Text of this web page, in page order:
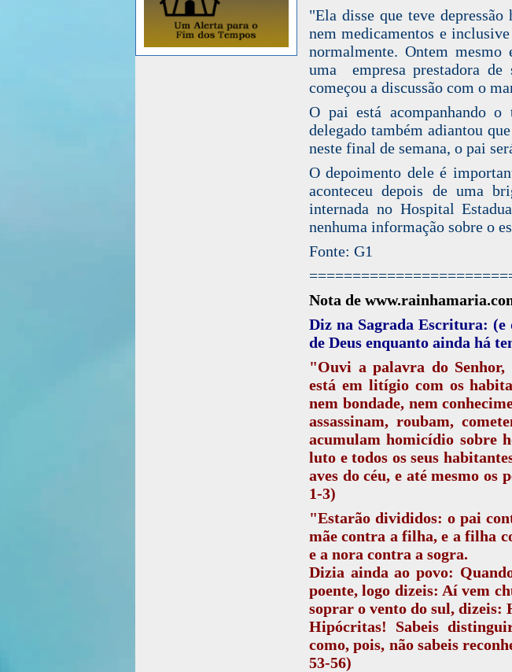
"Ela disse que teve
nem medicamentos e
normalmente. Ontem
uma empresa prestadora de
começou a discussão com o
O pai está acompanhando
delegado também adiantou
neste final de semana, o pai
O depoimento dele é
aconteceu depois de uma
internada no Hospital
nenhuma informação sobre o
Fonte: G1
Nota de
Diz na Sagrada Escritura: (e
de Deus enquanto ainda há
"Ouvi a palavra do
está em litígio com os
nem bondade, nem
assassinam, roubam,
acumulam homicídio sobre
luto e todos os seus
aves do céu, e até mesmo os
1-3)
"Estarão divididos: o pai
mãe contra a filha, e a filha
e a nora contra a sogra.
Dizia ainda ao povo:
poente, logo dizeis: Aí vem
soprar o vento do sul, dizeis:
Hipócritas! Sabeis
como, pois, não sabeis
53-56)